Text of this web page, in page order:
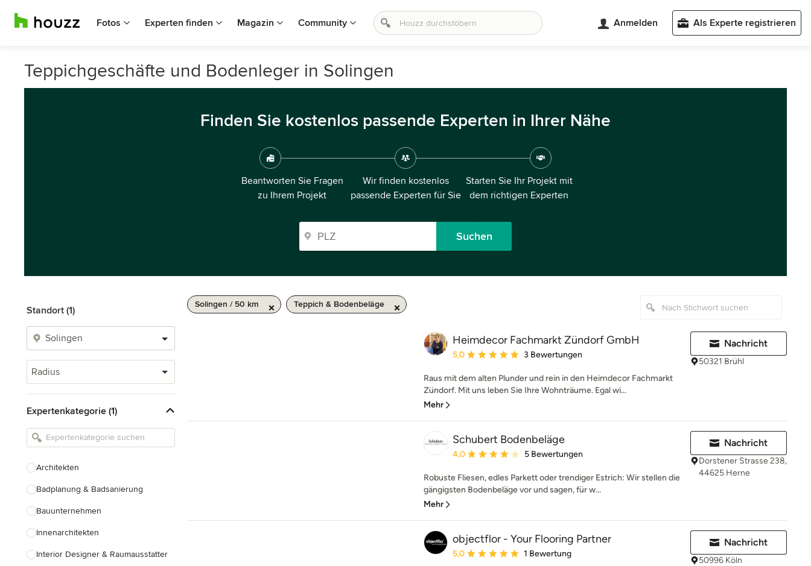
Fotos Experten finden Magazin Community Anmelden Als Experte registrieren
Teppichgeschäfte und Bodenleger in Solingen
Finden Sie kostenlos passende Experten in Ihrer Nähe
Beantworten Sie Fragen
zu Ihrem Projekt
Wir finden kostenlos
passende Experten für Sie
Starten Sie Ihr Projekt mit
dem richtigen Experten
Suchen
Standort (1)
Radius
Expertenkategorie (1)
Architekten
Badplanung & Badsanierung
Bauunternehmen
Innenarchitekten
Interior Designer & Raumausstatter
Solingen / 50 km Teppich & Bodenbeläge
Heimdecor Fachmarkt Zündorf GmbH
Durchschnittliche Bewertung: 5 von 5 Sternen
5,0 3 Bewertungen
Raus mit dem alten Plunder und rein in den Heimdecor Fachmarkt
Zündorf. Mit uns leben Sie Ihre Wohnträume. Egal wi...
Mehr
Nachricht
50321 Brühl
Schubert Bodenbeläge
Durchschnittliche Bewertung: 4 von 5 Sternen
4,0 5 Bewertungen
Robuste Fliesen, edles Parkett oder trendiger Estrich: Wir stellen die
gängigsten Bodenbeläge vor und sagen, für w...
Mehr
Nachricht
Dorstener Strasse 238,
44625 Herne
objectflor - Your Flooring Partner
Durchschnittliche Bewertung: 5 von 5 Sternen
5,0 1 Bewertung
Nachricht
50996 Köln